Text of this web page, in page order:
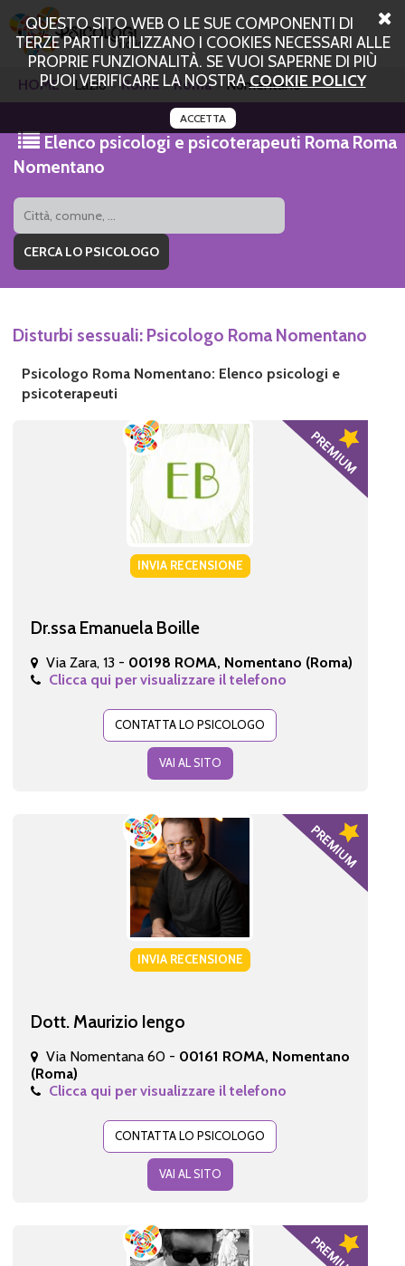
QUESTO SITO WEB O LE SUE COMPONENTI DI
TERZE PARTI UTILIZZANO I COOKIES NECESSARI ALLE
PROPRIE FUNZIONALITÀ. SE VUOI SAPERNE DI PIÙ
PUOI VERIFICARE LA NOSTRACOOKIE POLICY
ACCETTA
HOME Lazio Roma Roma Nomentano
Elenco psicologi e psicoterapeuti Roma Roma
Nomentano
Disturbi sessuali: Psicologo Roma Nomentano
Psicologo Roma Nomentano: Elenco psicologi e
psicoterapeuti
INVIA RECENSIONE
Dr.ssa Emanuela Boille
Via Zara, 13 - 00198 ROMA, Nomentano (Roma)
Clicca qui per visualizzare il telefono
CONTATTA LO PSICOLOGO
VAI AL SITO
INVIA RECENSIONE
Dott. Maurizio Iengo
Via Nomentana 60 - 00161 ROMA, Nomentano
(Roma)
Clicca qui per visualizzare il telefono
CONTATTA LO PSICOLOGO
VAI AL SITO